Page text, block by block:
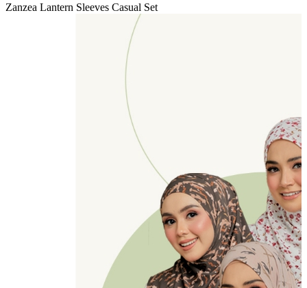
Zanzea Lantern Sleeves Casual Set